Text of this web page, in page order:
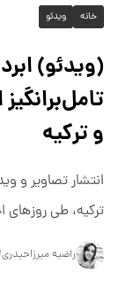
خانه ویدئو
(ویدئو)
و ترکیه
انتشار تصاویر و
ترکیه، طی روزهای
راضیه میرزاحیدری